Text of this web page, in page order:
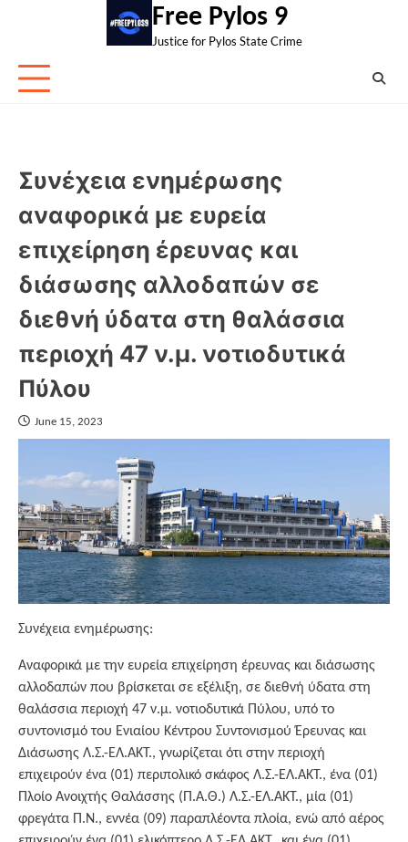
Free Pylos 9
Justice for Pylos State Crime
Συνέχεια ενημέρωσης
αναφορικά με ευρεία
επιχείρηση έρευνας και
διάσωσης αλλοδαπών σε
διεθνή ύδατα στη θαλάσσια
περιοχή 47 ν.μ. νοτιοδυτικά
Πύλου
June 15, 2023
Συνέχεια ενημέρωσης:
Αναφορικά με την ευρεία επιχείρηση έρευνας και διάσωσης
αλλοδαπών που βρίσκεται σε εξέλιξη, σε διεθνή ύδατα στη
θαλάσσια περιοχή 47 ν.μ. νοτιοδυτικά Πύλου, υπό το
συντονισμό του Ενιαίου Κέντρου Συντονισμού Έρευνας και
Διάσωσης Λ.Σ.-ΕΛ.ΑΚΤ., γνωρίζεται ότι στην περιοχή
επιχειρούν ένα (01) περιπολικό σκάφος Λ.Σ.-ΕΛ.ΑΚΤ., ένα (01)
Πλοίο Ανοιχτής Θαλάσσης (Π.Α.Θ.) Λ.Σ.-ΕΛ.ΑΚΤ., μία (01)
φρεγάτα Π.Ν., εννέα (09) παραπλέοντα πλοία, ενώ από αέρος